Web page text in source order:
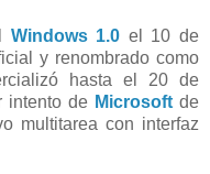
Windows 1.0 el 10 de
y renombrado como
hasta el 20 de
intento de Microsoft de
multitarea con interfaz